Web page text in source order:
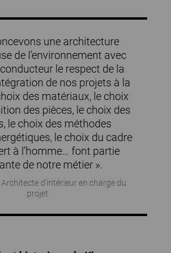
une architecture
de l’environnement avec
le respect de la
de nos projets à la
des matériaux, le choix
des pièces, le choix des
le choix des méthodes
le choix du cadre
à l’homme… font partie
de notre métier ».
d'intérieur en charge du
projet